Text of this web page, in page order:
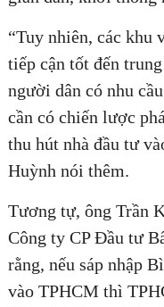
“Tuy nhiên, các khu
tiếp cận tốt đến
người dân có nhu
cần có chiến lược
thu hút nhà đầu tư
Huỳnh nói thêm.
Tương tự, ông Trần
Công ty CP Đầu tư
rằng, nếu sáp nhập
vào TPHCM thì
Đăng ký tư